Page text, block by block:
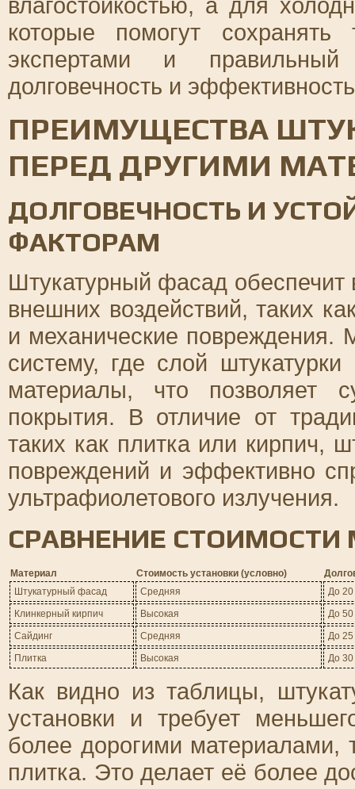
которые помогут
экспертами и
долговечность и
ПРЕИМУЩЕСТВА
ПЕРЕД ДРУГИМИ
ДОЛГОВЕЧНОСТЬ И
ФАКТОРАМ
Штукатурный фасад
внешних воздействий, таких
и механические повреждения.
систему, где слой
материалы, что позволяет
покрытия. В отличие от
таких как плитка или кирпич,
повреждений и эффективно
ультрафиолетового излучения.
СРАВНЕНИЕ СТОИМОСТИ
Материал Стоимость установки (условно)
Штукатурный фасад
Средняя
До 20
Клинкерный кирпич
Высокая
До 50
Сайдинг
Средняя
До 25
Плитка
Высокая До 30
Как видно из таблицы,
установки и требует
более дорогими материалами,
плитка. Это делает её более